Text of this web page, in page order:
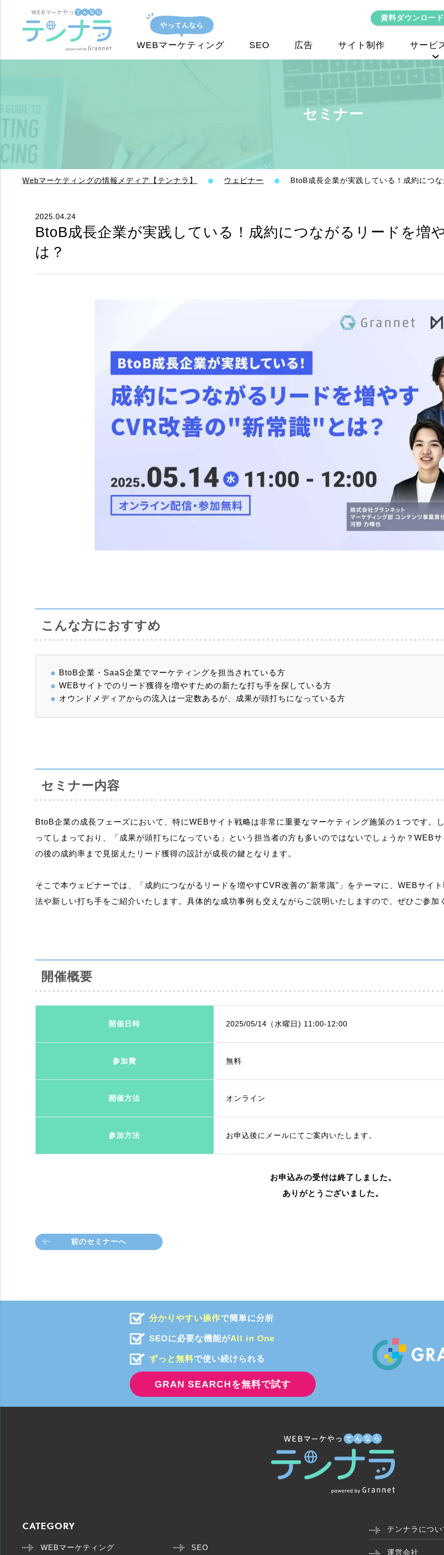
資料ダウンロード
WEBマーケティング SEO 広告 サイト制作 サービ
セミナー
Webマーケティングの情報メディア【テンナラ】 ウェビナー BtoB成長企業が実践している！成約につ
2025.04.24
BtoB成長企業が実践している！成約につながるリードを増
は？
こんな方におすすめ
BtoB企業・SaaS企業でマーケティングを担当されている方
WEBサイトでのリード獲得を増やすための新たな打ち手を探している方
オウンドメディアからの流入は一定数あるが、成果が頭打ちになっている方
セミナー内容
BtoB企業の成長フェーズにおいて、特にWEBサイト戦略は非常に重要なマーケティング施策の１つです。
ってしまっており、「成果が頭打ちになっている」という担当者の方も多いのではないでしょうか？WEB
の後の成約率まで見据えたリード獲得の設計が成長の鍵となります。
そこで本ウェビナーでは、「成約につながるリードを増やすCVR改善の"新常識"」をテーマに、WEBサイ
法や新しい打ち手をご紹介いたします。具体的な成功事例も交えながらご説明いたしますので、ぜひご参加
開催概要
開催日時 2025/05/14（水曜日) 11:00-12:00
参加費 無料
開催方法 オンライン
参加方法 お申込後にメールにてご案内いたします。
お申込みの受付は終了しました。
ありがとうございました。
前のセミナーへ
分かりやすい操作で簡単に分析
SEOに必要な機能がAll in One
ずっと無料で使い続けられる
GRAN SEARCHを無料で試す
CATEGORY
WEBマーケティング SEO
テンナラについ
運営会社